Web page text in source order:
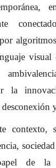
visual
la
contexto,
de la